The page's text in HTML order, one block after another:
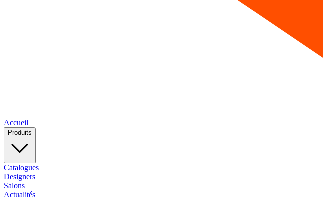
Accueil
Produits
Catalogues
Designers
Salons
Actualités